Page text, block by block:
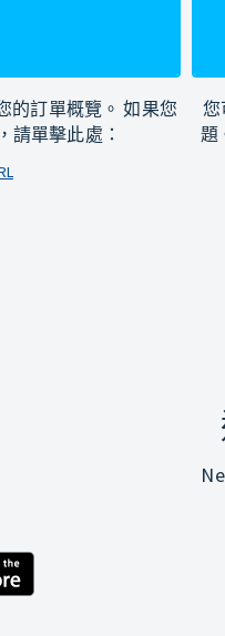
的訂單概覽。 如果您
請單擊此處：
您
題